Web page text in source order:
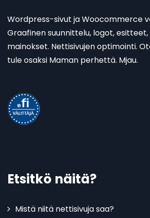
Wordpress-sivut ja Woocommerce
Graafinen suunnittelu, logot,
mainokset. Nettisivujen optimointi.
tule osaksi Maman perhettä. Mjau.
Etsitkö näitä?
Mistä niitä nettisivuja saa?